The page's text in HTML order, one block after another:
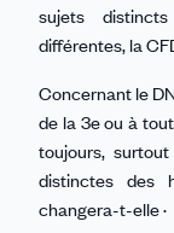
sujets
différentes, la
Concernant le
de la 3e ou à
toujours, surtout
distinctes des
changera-t-elle ·